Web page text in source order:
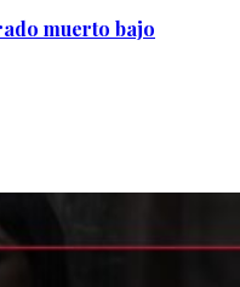
muerto bajo